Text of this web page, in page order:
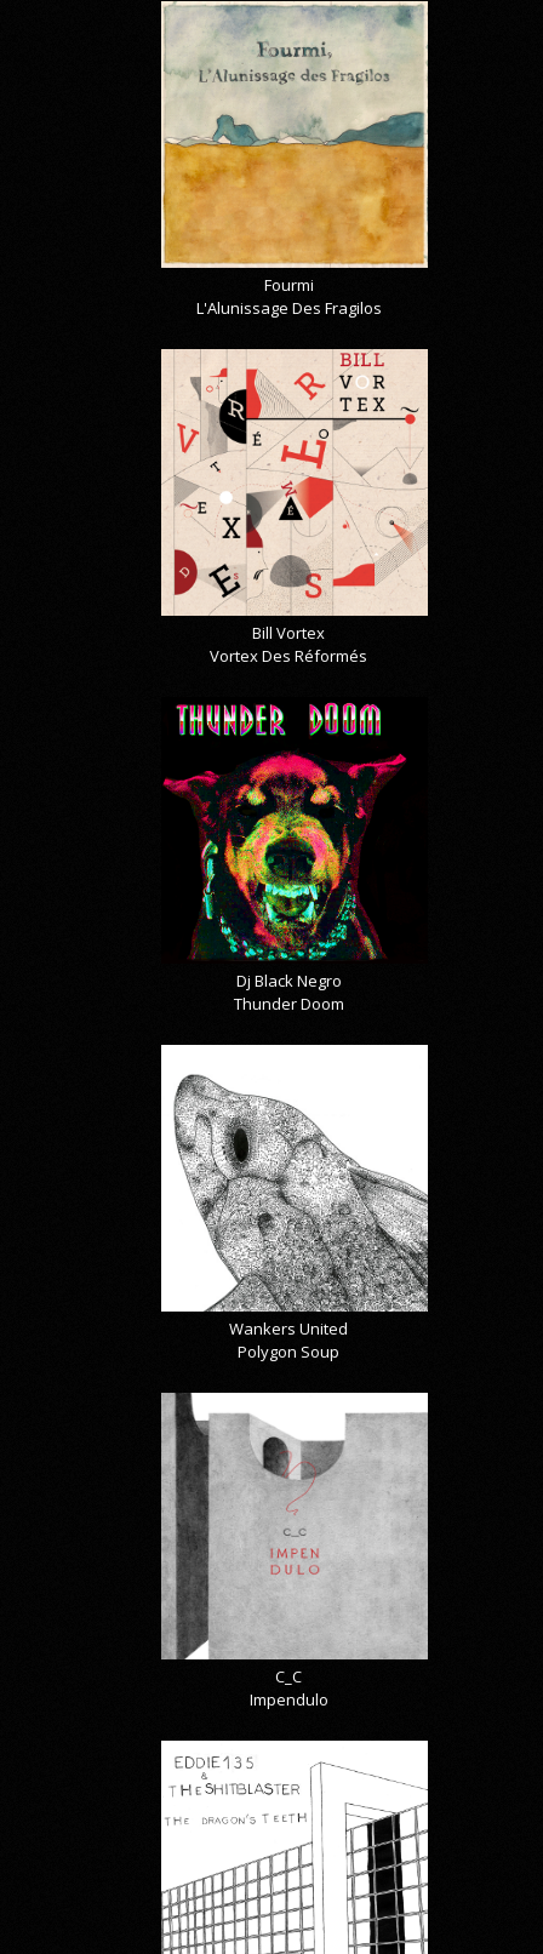
Fourmi
L'Alunissage Des Fragilos
Bill Vortex
Vortex Des Réformés
Dj Black Negro
Thunder Doom
Wankers United
Polygon Soup
C_C
Impendulo